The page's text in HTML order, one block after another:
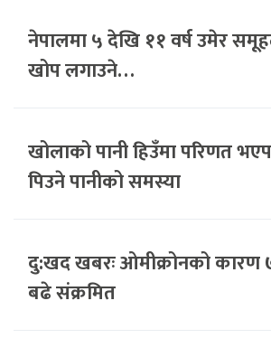
नेपालमा ५ देखि ११ वर्ष उमेर
खोप लगाउने…
खोलाको पानी हिउँमा परिणत
पिउने पानीको समस्या
दु:खद खबरः ओमीक्रोनको
बढे संक्रमित